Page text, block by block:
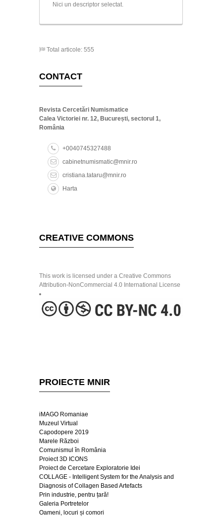
Nici un descriptor selectat.
Total articole: 555
CONTACT
Revista Cercetări Numismatice
Calea Victoriei nr. 12, București, sectorul 1,
România
+0040745327488
cabinetnumismatic@mnir.ro
cristiana.tataru@mnir.ro
Harta
CREATIVE COMMONS
This work is licensed under a Creative Commons
Attribution-NonCommercial 4.0 International License
PROIECTE MNIR
iMAGO Romaniae
Muzeul Virtual
Capodopere 2019
Marele Război
Comunismul în România
Proiect 3D ICONS
Proiect de Cercetare Exploratorie Idei
COLLAGE - Intelligent System for the Analysis and
Diagnosis of Collagen Based Artefacts
Prin industrie, pentru țară!
Galeria Portretelor
Oameni, locuri și comori